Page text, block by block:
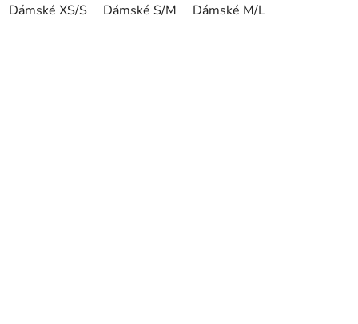
Dámské XS/S Dámské S/M Dámské M/L